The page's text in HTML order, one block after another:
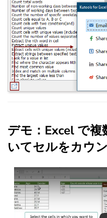
デモ：Excel で複
いてセルをカウ